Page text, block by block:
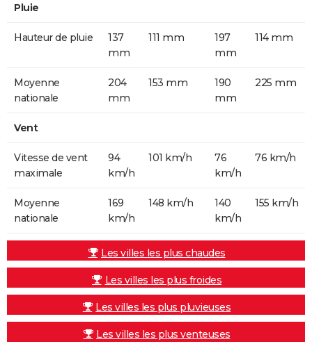
Pluie
Hauteur de pluie
137
mm
111 mm
197
mm
114 mm
Moyenne
nationale
204
mm
153 mm
190
mm
225 mm
Vent
Vitesse de vent
maximale
94
km/h
101 km/h
76
km/h
76 km/h
Moyenne
nationale
169
km/h
148 km/h
140
km/h
155 km/h
Les villes les plus chaudes
Les villes les plus froides
Les villes les plus pluvieuses
Les villes les plus venteuses